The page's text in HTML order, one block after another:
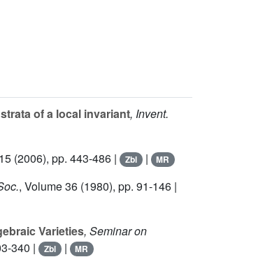
of a local invariant, Invent.
(2006), pp. 443-486 | Zbl | MR
, Volume 36 (1980), pp. 91-146 |
Varieties, Seminar on
340 | Zbl | MR